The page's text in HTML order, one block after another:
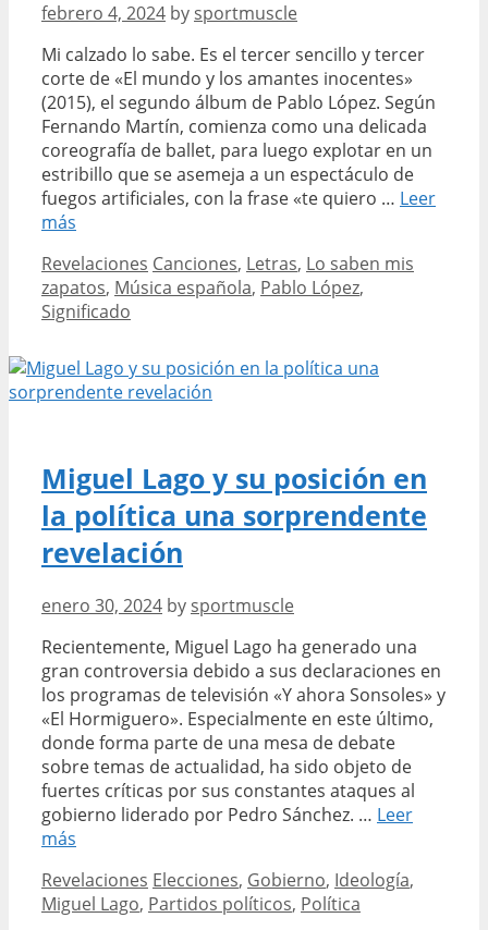
febrero 4, 2024 by sportmuscle
Mi calzado lo sabe. Es el tercer sencillo y tercer
corte de «El mundo y los amantes inocentes»
(2015), el segundo álbum de Pablo López. Según
Fernando Martín, comienza como una delicada
coreografía de ballet, para luego explotar en un
estribillo que se asemeja a un espectáculo de
fuegos artificiales, con la frase «te quiero … Leer
más
–
Lo
Saben
Zapatos
Significado
Categories
Revelaciones Tags
Canciones, Letras, Lo saben mis
zapatos, Música española, Pablo López,
Significado
Miguel Lago y su posición en
la política una sorprendente
revelación
enero 30, 2024 by sportmuscle
Recientemente, Miguel Lago ha generado una
gran controversia debido a sus declaraciones en
los programas de televisión «Y ahora Sonsoles» y
«El Hormiguero». Especialmente en este último,
donde forma parte de una mesa de debate
sobre temas de actualidad, ha sido objeto de
fuertes críticas por sus constantes ataques al
gobierno liderado por Pedro Sánchez. … Leer
más
y
su
Categories
Revelaciones Tags
Elecciones, Gobierno, Ideología,
Miguel Lago, Partidos políticos, Política